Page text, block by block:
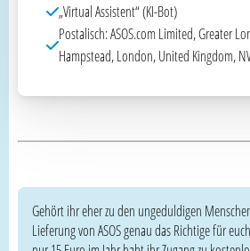
„Virtual Assistent“ (KI-Bot)
Postalisch: ASOS.com Limited, Greater
Hampstead, London, United Kingdom,
Gehört ihr eher zu den ungeduldigen
Lieferung von ASOS genau das Richtige für